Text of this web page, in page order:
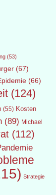
(53)
(67)
(66)
(124)
(55) Kosten
(89) Michael
(112)
Strategie